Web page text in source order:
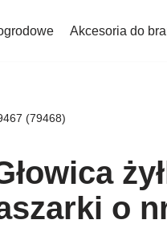
Akcesoria do
(79468)
o